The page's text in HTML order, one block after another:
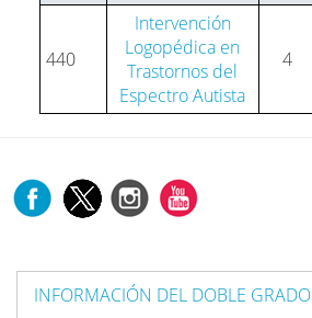
440
Intervención
Logopédica en
Trastornos del
Espectro Autista
4
INFORMACIÓN DEL DOBLE GRADO